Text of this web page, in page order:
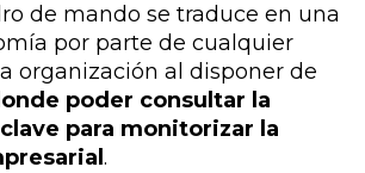
de mando se traduce en una
por parte de cualquier
organización al disponer de
poder consultar la
para monitorizar la
.